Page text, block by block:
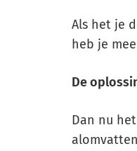
Als het je
heb je
De
Dan nu